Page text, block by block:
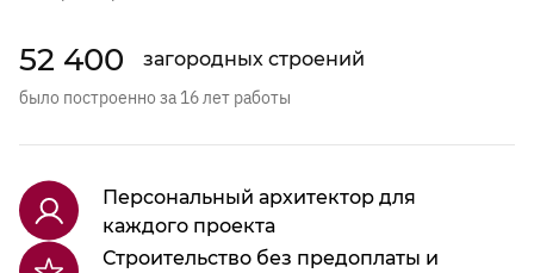
52 400 загородных строений
было построенно за 16 лет работы
Персональный архитектор для
каждого проекта
Строительство без предоплаты и